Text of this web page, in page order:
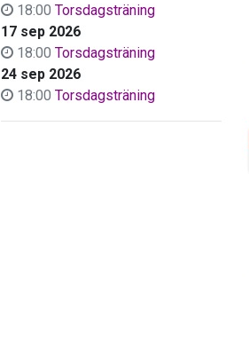
18:00 Torsdagsträning
17 sep 2026
18:00 Torsdagsträning
24 sep 2026
18:00 Torsdagsträning